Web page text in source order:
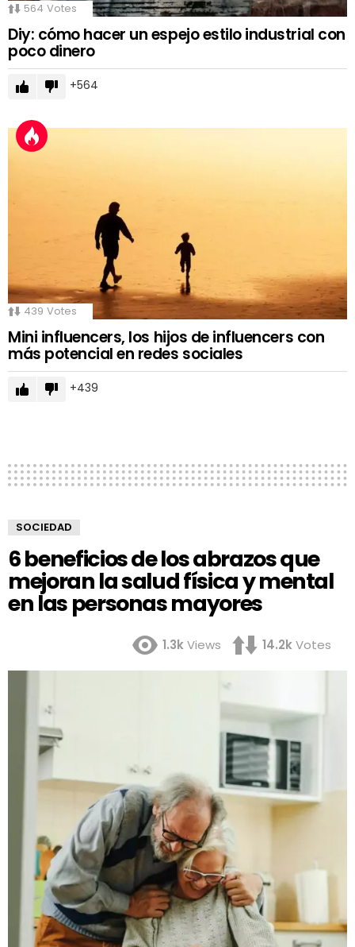
564 Votes
Diy: cómo hacer un espejo estilo industrial con
poco dinero
564
439 Votes
Mini influencers, los hijos de influencers con
más potencial en redes sociales
439
SOCIEDAD
6 beneficios de los abrazos que
mejoran la salud física y mental
en las personas mayores
1.3kViews 14.2kVotes